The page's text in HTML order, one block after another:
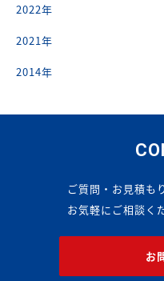
2022年
2021年
2014年
ご質問・お見積も
お気軽にご相談く
お